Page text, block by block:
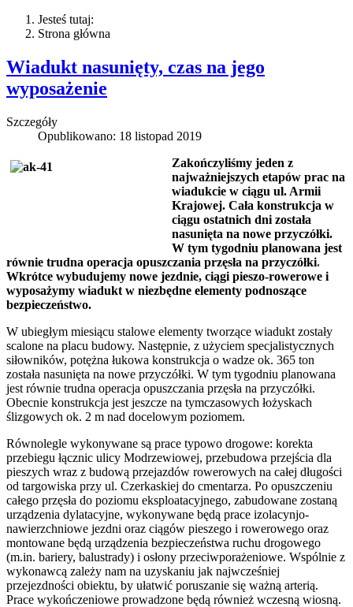
Jesteś tutaj:
Strona główna
Wiadukt nasunięty, czas na jego
wyposażenie
Szczegóły
Opublikowano: 18 listopad 2019
Zakończyliśmy jeden z
najważniejszych etapów prac na
wiadukcie w ciągu ul. Armii
Krajowej. Cała konstrukcja w
ciągu ostatnich dni została
nasunięta na nowe przyczółki.
W tym tygodniu planowana jest
równie trudna operacja opuszczania przęsła na przyczółki.
Wkrótce wybudujemy nowe jezdnie, ciągi pieszo-rowerowe i
wyposażymy wiadukt w niezbędne elementy podnoszące
bezpieczeństwo.
W ubiegłym miesiącu stalowe elementy tworzące wiadukt zostały
scalone na placu budowy. Następnie, z użyciem specjalistycznych
siłowników, potężna łukowa konstrukcja o wadze ok. 365 ton
została nasunięta na nowe przyczółki. W tym tygodniu planowana
jest równie trudna operacja opuszczania przęsła na przyczółki.
Obecnie konstrukcja jest jeszcze na tymczasowych łożyskach
ślizgowych ok. 2 m nad docelowym poziomem.
Równolegle wykonywane są prace typowo drogowe: korekta
przebiegu łącznic ulicy Modrzewiowej, przebudowa przejścia dla
pieszych wraz z budową przejazdów rowerowych na całej długości
od targowiska przy ul. Czerkaskiej do cmentarza. Po opuszczeniu
całego przęsła do poziomu eksploatacyjnego, zabudowane zostaną
urządzenia dylatacyjne, wykonywane będą prace izolacynjo-
nawierzchniowe jezdni oraz ciągów pieszego i rowerowego oraz
montowane będą urządzenia bezpieczeństwa ruchu drogowego
(m.in. bariery, balustrady) i osłony przeciwporażeniowe. Wspólnie z
wykonawcą zależy nam na uzyskaniu jak najwcześniej
przejezdności obiektu, by ułatwić poruszanie się ważną arterią.
Prace wykończeniowe prowadzone będą również wczesną wiosną.